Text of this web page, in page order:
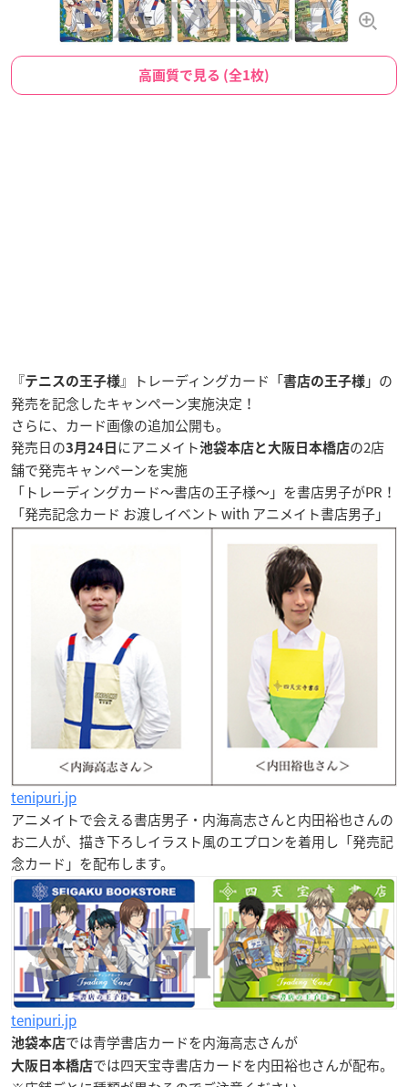
高画質で見る (全1枚)
『テニスの王子様』トレーディングカード「書店の王子様 」の
発売を記念したキャンペーン実施決定！
さらに、カード画像の追加公開も。
発売日の3月24日 にアニメイト池袋本店と大阪日本橋店の2店
舗で発売キャンペーンを実施
「トレーディングカード〜書店の王子様〜」を書店男子がPR！
「発売記念カード お渡しイベント with アニメイト書店男子」
tenipuri.jp
アニメイトで会える書店男子・内海高志さんと内田裕也さんの
お二人が、描き下ろしイラスト風のエプロンを着用し「発売記
念カード」を配布します。
tenipuri.jp
池袋本店では青学書店カードを内海高志さんが
大阪日本橋店では四天宝寺書店カードを内田裕也さんが配布。